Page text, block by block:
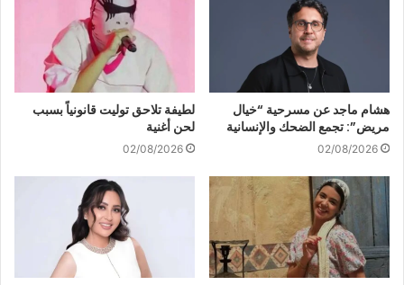
هشام ماجد عن مسرحية “خيال
مريض”: تجمع الضحك والإنسانية
02/08/2026
لطيفة تلاحق توليت قانونياً بسبب
لحن أغنية
02/08/2026